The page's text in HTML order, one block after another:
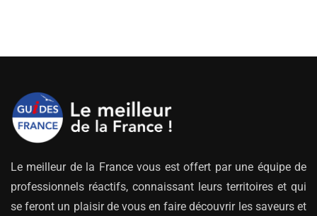
à
Le meilleur de la France vous est offert par une équipe de
professionnels réactifs, connaissant leurs territoires et qui
se feront un plaisir de vous en faire découvrir les saveurs et